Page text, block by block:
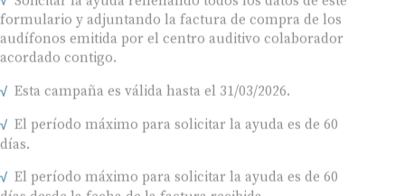
formulario y adjuntando la factura de compra de los
audífonos emitida por el centro auditivo colaborador
acordado contigo.
Esta campaña es válida hasta el 31/03/2026.
El período máximo para solicitar la ayuda es de 60
días.
El período máximo para solicitar la ayuda es de 60
días desde la fecha de la factura recibida.